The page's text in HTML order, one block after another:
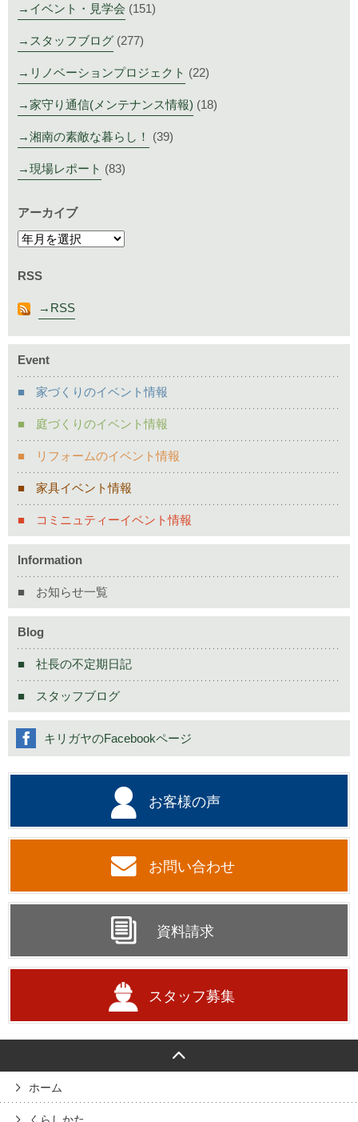
イベント・見学会 (151)
スタッフブログ (277)
リノベーションプロジェクト (22)
家守り通信(メンテナンス情報) (18)
湘南の素敵な暮らし！ (39)
現場レポート (83)
アーカイブ
RSS
RSS
Event
家づくりのイベント情報
庭づくりのイベント情報
リフォームのイベント情報
家具イベント情報
コミニュティーイベント情報
Information
お知らせ一覧
Blog
社長の不定期日記
スタッフブログ
お客様の声
お問い合わせ
資料請求
スタッフ募集
キリガヤのFacebookページ
ホーム
くらしかた